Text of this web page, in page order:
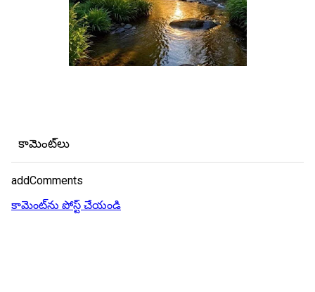
కామెంట్‌లు
addComments
కామెంట్‌ను పోస్ట్ చేయండి